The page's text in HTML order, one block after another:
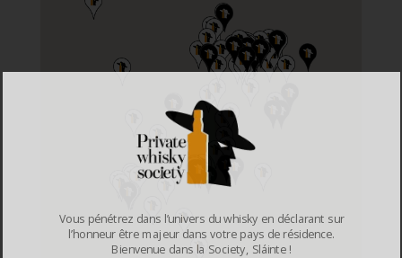
Vous pénétrez dans l’univers du whisky en déclarant sur
l’honneur être majeur dans votre pays de résidence.
Bienvenue dans la Society, Sláinte !